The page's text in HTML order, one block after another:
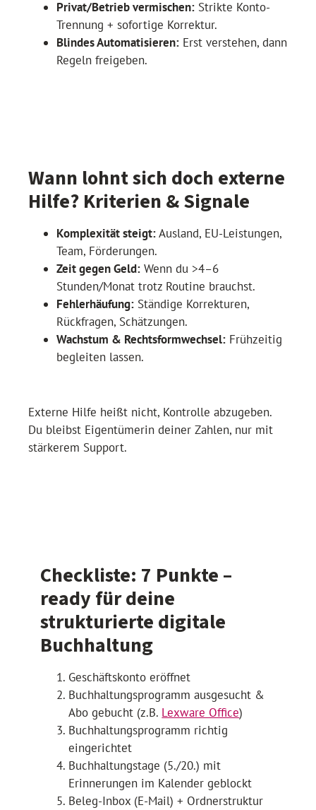
Privat/Betrieb vermischen: Strikte Konto-
Trennung + sofortige Korrektur.
Blindes Automatisieren: Erst verstehen, dann
Regeln freigeben.
Wann lohnt sich doch externe
Hilfe? Kriterien & Signale
Komplexität steigt:Ausland, EU-Leistungen,
Team, Förderungen.
Zeit gegen Geld: Wenn du >4–6
Stunden/Monat trotz Routine brauchst.
Fehlerhäufung: Ständige Korrekturen,
Rückfragen, Schätzungen.
Wachstum & Rechtsformwechsel: Frühzeitig
begleiten lassen.
Externe Hilfe heißt nicht, Kontrolle abzugeben.
Du bleibst Eigentümerin deiner Zahlen, nur mit
stärkerem Support.
Checkliste: 7 Punkte –
ready für deine
strukturierte digitale
Buchhaltung
Geschäftskonto eröffnet
Buchhaltungsprogramm ausgesucht &
Abo gebucht (z.B. Lexware Office)
Buchhaltungsprogramm richtig
eingerichtet
Buchhaltungstage (5./20.) mit
Erinnerungen im Kalender geblockt
Beleg-Inbox (E-Mail) + Ordnerstruktur